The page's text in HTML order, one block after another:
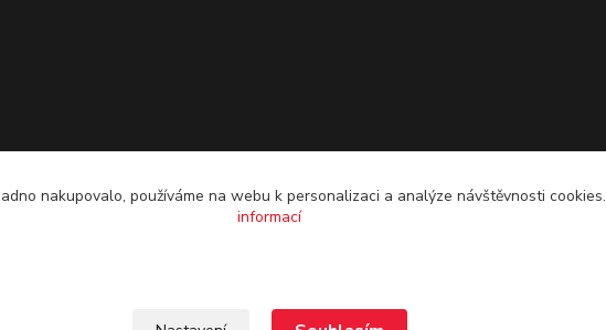
nakupovalo, používáme na webu k personalizaci a analýze návštěvnosti cookies.
informací